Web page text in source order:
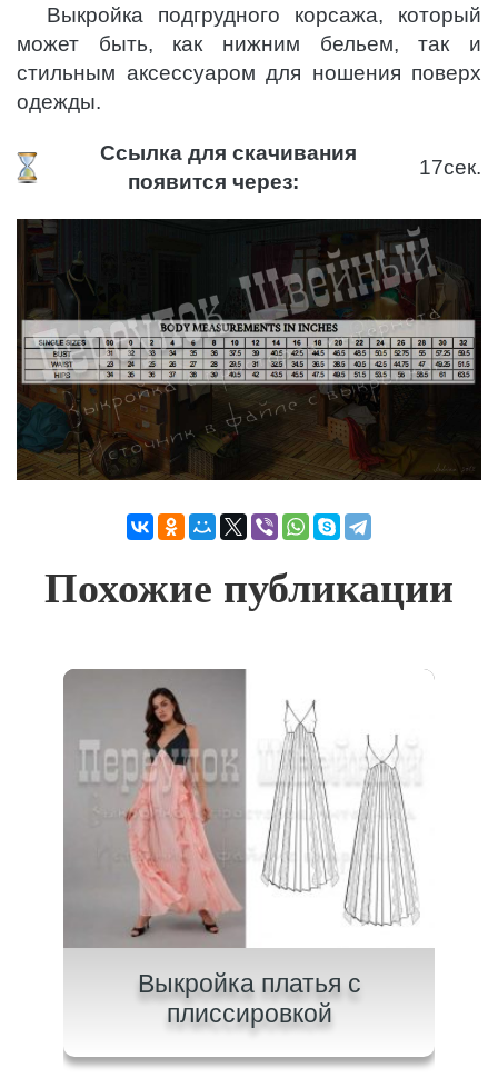
Выкройка подгрудного корсажа, который
может быть, как нижним бельем, так и
стильным аксессуаром для ношения поверх
одежды.
Ссылка для скачивания
появится через:
16сек.
Похожие публикации
Выкройка платья с
плиссировкой